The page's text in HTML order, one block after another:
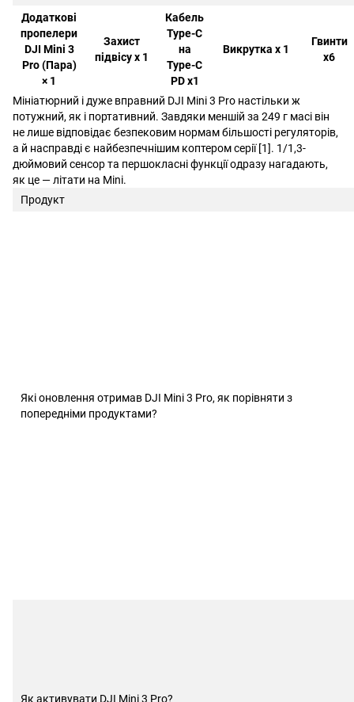
Додаткові
пропелери
DJI Mini 3
Pro (Пара)
× 1
Захист
підвісу х 1
Кабель
Type-C
на
Type-C
PD х1
Викрутка х 1
Гвинти
х6
Мініатюрний і дуже вправний DJI Mini 3 Pro настільки ж
потужний, як і портативний. Завдяки меншій за 249 г масі він
не лише відповідає безпековим нормам більшості регуляторів,
а й насправді є найбезпечнішим коптером серії [1]. 1/1,3-
дюймовий сенсор та першокласні функції одразу нагадають,
як це — літати на Mini.
Продукт
Які оновлення отримав DJI Mini 3 Pro, як порівняти з
попередніми продуктами?
Як активувати DJI Mini 3 Pro?